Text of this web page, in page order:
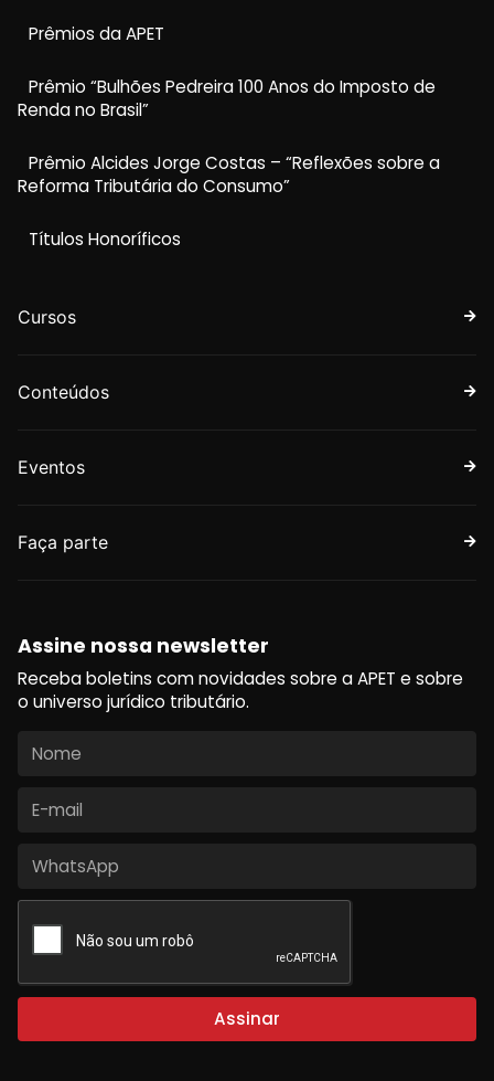
Prêmios da APET
Prêmio “Bulhões Pedreira 100 Anos do Imposto de
Renda no Brasil”
Prêmio Alcides Jorge Costas – “Reflexões sobre a
Reforma Tributária do Consumo”
Títulos Honoríficos
Cursos
Conteúdos
Eventos
Faça parte
Assine nossa newsletter
Receba boletins com novidades sobre a APET e sobre
o universo jurídico tributário.
Assinar